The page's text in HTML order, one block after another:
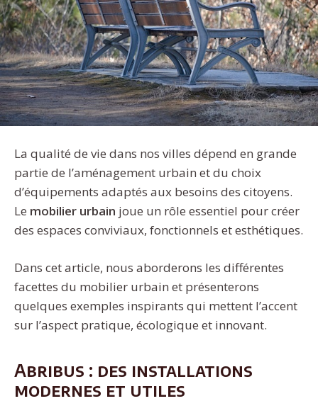
La qualité de vie dans nos villes dépend en grande
partie de l’aménagement urbain et du choix
d’équipements adaptés aux besoins des citoyens.
Le mobilier urbain joue un rôle essentiel pour créer
des espaces conviviaux, fonctionnels et esthétiques.
Dans cet article, nous aborderons les différentes
facettes du mobilier urbain et présenterons
quelques exemples inspirants qui mettent l’accent
sur l’aspect pratique, écologique et innovant.
Abribus : des installations
modernes et utiles